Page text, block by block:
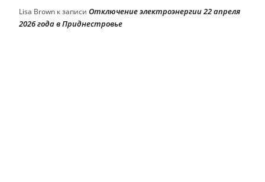
Lisa Brown к записи Отключение электроэнергии 22 апреля
2026 года в Приднестровье